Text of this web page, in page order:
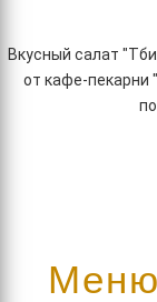
Вкусный салат
от кафе-пекарни